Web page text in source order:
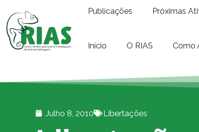
Publicações Próximas
Início O RIAS Como
Julho 8, 2010 Libertações